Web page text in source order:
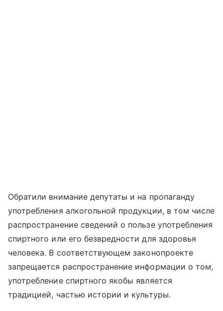
Обратили внимание депутаты и на пропаганду
употребления алкогольной продукции, в том числе
распространение сведений о пользе употребления
спиртного или его безвредности для здоровья
человека. В соответствующем законопроекте
запрещается распространение информации о том,
употребление спиртного якобы является
традицией, частью истории и культуры.